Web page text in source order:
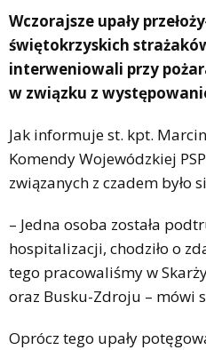
Wczorajsze upały
świętokrzyskich
interweniowali przy
w związku z
Jak informuje st. kpt.
Komendy Wojewódzkiej
związanych z czadem było
– Jedna osoba została
hospitalizacji, chodziło o
tego pracowaliśmy w
oraz Busku-Zdroju – mówi
Oprócz tego upały